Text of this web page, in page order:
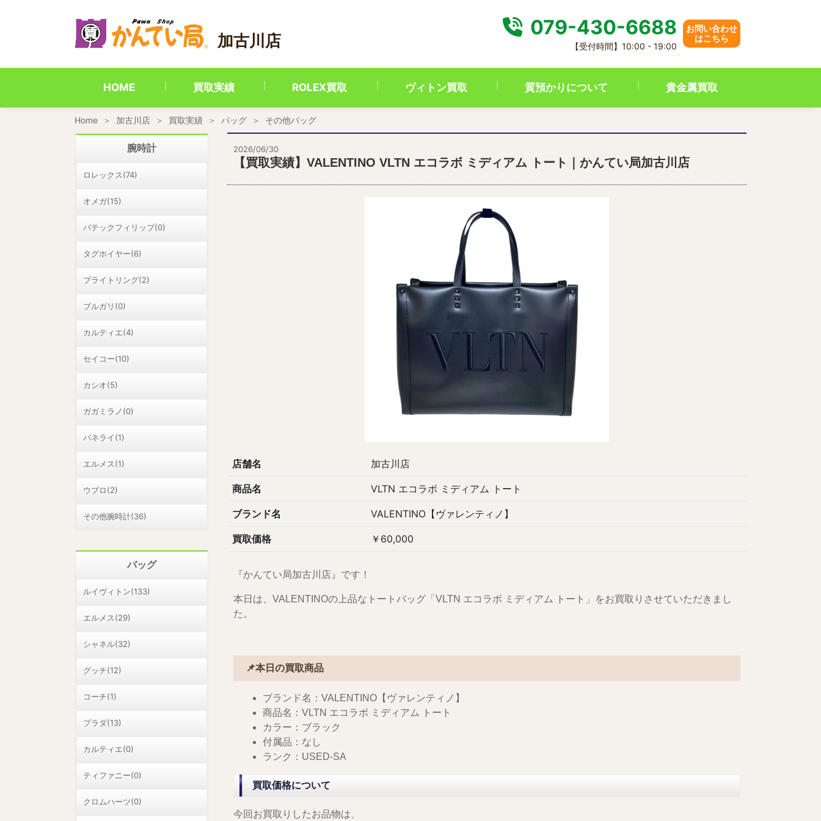
加古川店
079-430-6688
【受付時間】10:00 - 19:00
お問い合わせ
はこちら
HOME 買取実績 ROLEX買取 ヴィトン買取 質預かりについて 貴金属買取
Home 加古川店 買取実績 バッグ その他バッグ
2026/06/30
【買取実績】VALENTINO VLTN エコラボ ミディアム トート｜かんてい局加古川店
店舗名 加古川店
商品名 VLTN エコラボ ミディアム トート
ブランド名 VALENTINO【ヴァレンティノ】
買取価格 ￥60,000
『かんてい局加古川店』です！
本日は、VALENTINOの上品なトートバッグ「VLTN エコラボ ミディアム トート」をお買取りさせていただきまし
た。
📌本日の買取商品
ブランド名：VALENTINO【ヴァレンティノ】
商品名：VLTN エコラボ ミディアム トート
カラー：ブラック
付属品：なし
ランク：USED-SA
買取価格について
今回お買取りしたお品物は、
腕時計
ロレックス(74)
オメガ(15)
パテックフィリップ(0)
タグホイヤー(6)
ブライトリング(2)
ブルガリ(0)
カルティエ(4)
セイコー(10)
カシオ(5)
ガガミラノ(0)
パネライ(1)
エルメス(1)
ウブロ(2)
その他腕時計(36)
バッグ
ルイヴィトン(133)
エルメス(29)
シャネル(32)
グッチ(12)
コーチ(1)
プラダ(13)
カルティエ(0)
ティファニー(0)
クロムハーツ(0)